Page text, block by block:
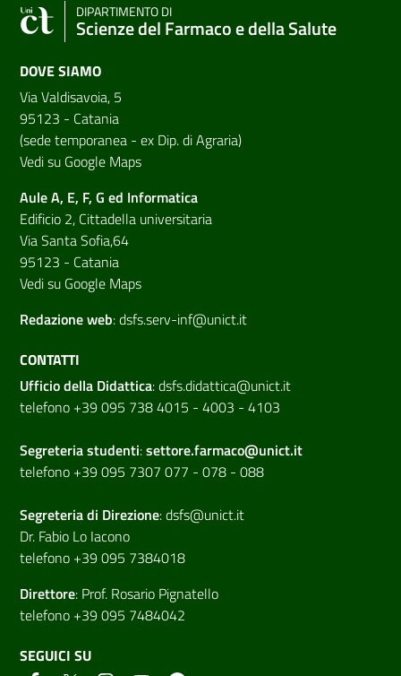
DIPARTIMENTO DI
Scienze del Farmaco e della Salute
DOVE SIAMO
Via Valdisavoia, 5
95123 - Catania
(sede temporanea - ex Dip. di Agraria)
Vedi su Google Maps
Aule A, E, F, G ed Informatica
Edificio 2, Cittadella universitaria
Via Santa Sofia,64
95123 - Catania
Vedi su Google Maps
Redazione web:dsfs.serv-inf@unict.it
CONTATTI
Ufficio della Didattica:dsfs.didattica@unict.it
telefono +39 095 738 4015 - 4003 - 4103
Segreteria studenti:settore.farmaco@unict.it
telefono +39 095 7307 077 - 078 - 088
Segreteria di Direzione:dsfs@unict.it
Dr. Fabio Lo Iacono
telefono +39 095 7384018
Direttore: Prof. Rosario Pignatello
telefono +39 095 7484042
SEGUICI SU